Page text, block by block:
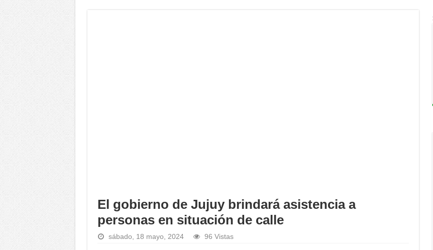
El gobierno de Jujuy brindará asistencia a
personas en situación de calle
sábado, 18 mayo, 2024 96 Vistas